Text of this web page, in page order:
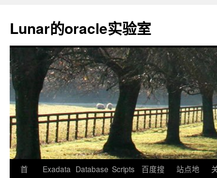
Lunar的oracle实验室
首
Exadata Database Scripts
百度搜
站点地